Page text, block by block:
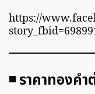
https://
◾️ ราคาทองค